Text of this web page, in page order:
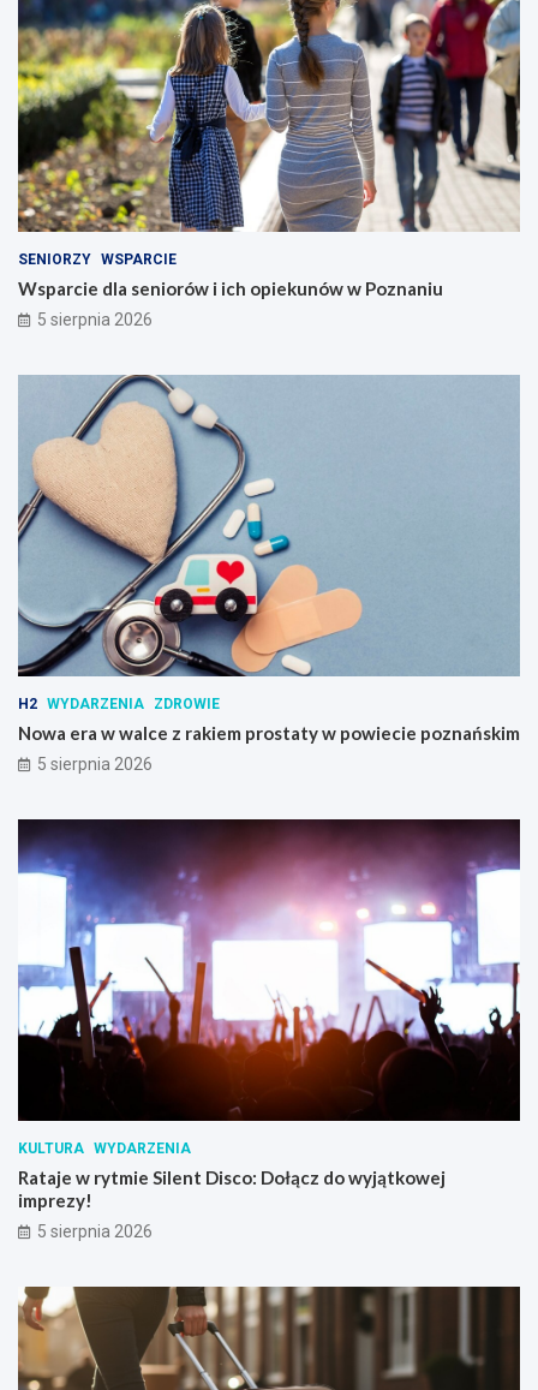
SENIORZY WSPARCIE
Wsparcie dla seniorów i ich opiekunów w Poznaniu
5 sierpnia 2026
H2 WYDARZENIA ZDROWIE
Nowa era w walce z rakiem prostaty w powiecie poznańskim
5 sierpnia 2026
KULTURA WYDARZENIA
Rataje w rytmie Silent Disco: Dołącz do wyjątkowej
imprezy!
5 sierpnia 2026